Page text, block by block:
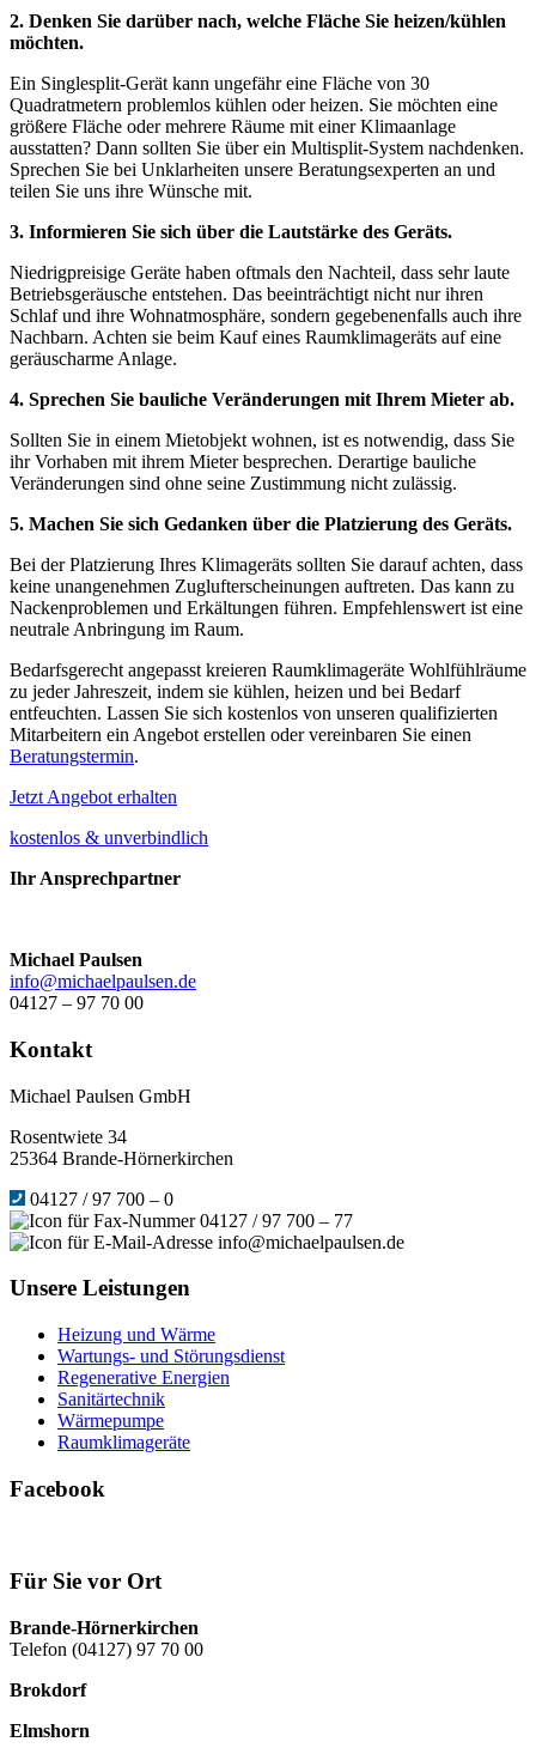
2. Denken Sie darüber nach, welche Fläche Sie heizen/kühlen
möchten.
Ein Singlesplit-Gerät kann ungefähr eine Fläche von 30
Quadratmetern problemlos kühlen oder heizen. Sie möchten eine
größere Fläche oder mehrere Räume mit einer Klimaanlage
ausstatten? Dann sollten Sie über ein Multisplit-System nachdenken.
Sprechen Sie bei Unklarheiten unsere Beratungsexperten an und
teilen Sie uns ihre Wünsche mit.
3. Informieren Sie sich über die Lautstärke des Geräts.
Niedrigpreisige Geräte haben oftmals den Nachteil, dass sehr laute
Betriebsgeräusche entstehen. Das beeinträchtigt nicht nur ihren
Schlaf und ihre Wohnatmosphäre, sondern gegebenenfalls auch ihre
Nachbarn. Achten sie beim Kauf eines Raumklimageräts auf eine
geräuscharme Anlage.
4. Sprechen Sie bauliche Veränderungen mit Ihrem Mieter ab.
Sollten Sie in einem Mietobjekt wohnen, ist es notwendig, dass Sie
ihr Vorhaben mit ihrem Mieter besprechen. Derartige bauliche
Veränderungen sind ohne seine Zustimmung nicht zulässig.
5. Machen Sie sich Gedanken über die Platzierung des Geräts.
Bei der Platzierung Ihres Klimageräts sollten Sie darauf achten, dass
keine unangenehmen Zuglufterscheinungen auftreten. Das kann zu
Nackenproblemen und Erkältungen führen. Empfehlenswert ist eine
neutrale Anbringung im Raum.
Bedarfsgerecht angepasst kreieren Raumklimageräte Wohlfühlräume
zu jeder Jahreszeit, indem sie kühlen, heizen und bei Bedarf
entfeuchten. Lassen Sie sich kostenlos von unseren qualifizierten
Mitarbeitern ein Angebot erstellen oder vereinbaren Sie einen
Beratungstermin.
Jetzt Angebot erhalten
kostenlos & unverbindlich
Ihr Ansprechpartner
Michael Paulsen
info@michaelpaulsen.de
04127 – 97 70 00
Kontakt
Michael Paulsen GmbH
Rosentwiete 34
25364 Brande-Hörnerkirchen
04127 / 97 700 – 0
04127 / 97 700 – 77
info@michaelpaulsen.de
Unsere Leistungen
Heizung und Wärme
Wartungs- und Störungsdienst
Regenerative Energien
Sanitärtechnik
Wärmepumpe
Raumklimageräte
Facebook
Für Sie vor Ort
Brande-Hörnerkirchen
Telefon (04127) 97 70 00
Brokdorf
Elmshorn